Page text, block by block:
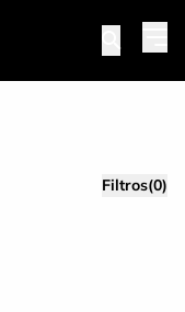
Filtros(0)